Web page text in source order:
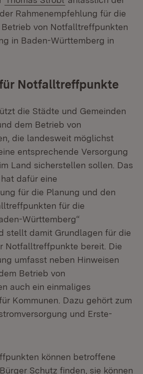
Rahmenempfehlung für die
von Notfalltreffpunkten
in Baden-Württemberg in
Notfalltreffpunkte
die Städte und Gemeinden
dem Betrieb von
die landesweit möglichst
entsprechende Versorgung
Land sicherstellen sollen. Das
dafür eine
für die Planung und den
für die
Württemberg“
stellt damit Grundlagen für die
Notfalltreffpunkte bereit. Die
umfasst neben Hinweisen
Betrieb von
auch ein einmaliges
Kommunen. Dazu gehört zum
und Erste-
können betroffene
Schutz finden, sie können